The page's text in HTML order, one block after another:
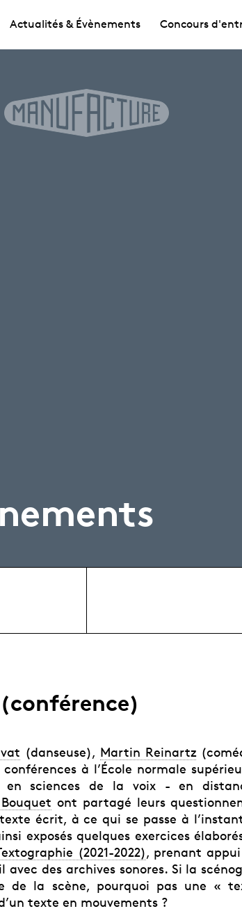
Actualités & Évènements Concours
(danseuse), Martin Reinartz
à l’École normale
en sciences de la voix - en
ont partagé leurs
écrit, à ce qui se passe à
exposés quelques exercices
(2021-2022), prenant
des archives sonores. Si la
de la scène, pourquoi pas une «
texte en mouvements ?